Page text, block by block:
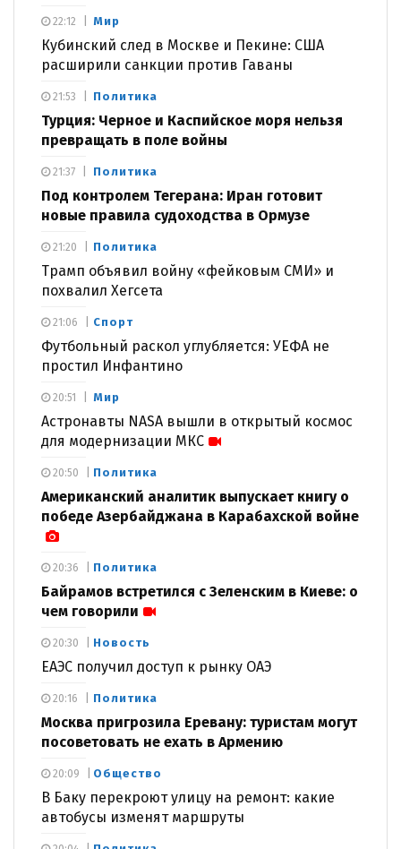
Мир
Кубинский след в Москве и Пекине: США
расширили санкции против Гаваны
22:12
Политика
Турция: Черное и Каспийское моря нельзя
превращать в поле войны
21:53
Политика
Под контролем Тегерана: Иран готовит
новые правила судоходства в Ормузе
21:37
Политика
Трамп объявил войну «фейковым СМИ» и
похвалил Хегсета
21:20
Спорт
Футбольный раскол углубляется: УЕФА не
простил Инфантино
21:06
Мир
Астронавты NASA вышли в открытый космос
для модернизации МКС
20:51
Политика
Американский аналитик выпускает книгу о
победе Азербайджана в Карабахской войне
20:50
Политика
Байрамов встретился с Зеленским в Киеве: о
чем говорили
20:36
Новость
ЕАЭС получил доступ к рынку ОАЭ
20:30
Политика
Москва пригрозила Еревану: туристам могут
посоветовать не ехать в Армению
20:16
Общество
В Баку перекроют улицу на ремонт: какие
автобусы изменят маршруты
20:09